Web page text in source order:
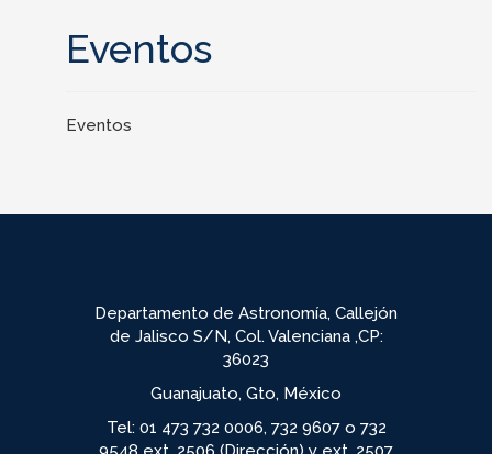
Eventos
Eventos
Departamento de Astronomía, Callejón
de Jalisco S/N, Col. Valenciana ,CP:
36023
Guanajuato, Gto, México
Tel: 01 473 732 0006, 732 9607 o 732